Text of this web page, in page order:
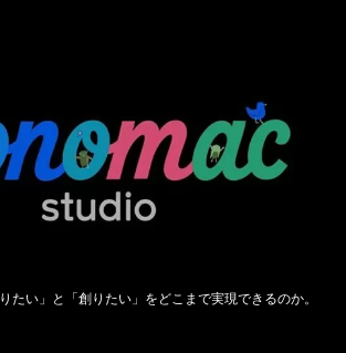
たい」と「創りたい」をどこまで実現できるのか。